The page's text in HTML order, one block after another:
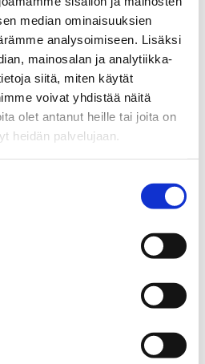
median ominaisuuksien
analysoimiseen. Lisäksi
mainosalan ja analytiikka-
siitä, miten käytät
voivat yhdistää näitä
olet antanut heille tai joita on
heidän palvelujaan.
mihin lapsesi käyttää rahaa
alkoholia nauttiva on täysin
voi helpottaa yhteisellä